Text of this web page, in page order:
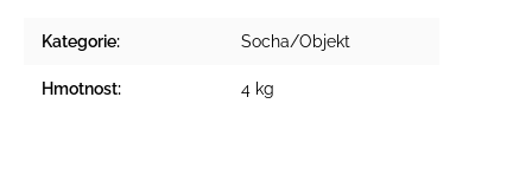
Kategorie: Socha/Objekt
Hmotnost: 4 kg